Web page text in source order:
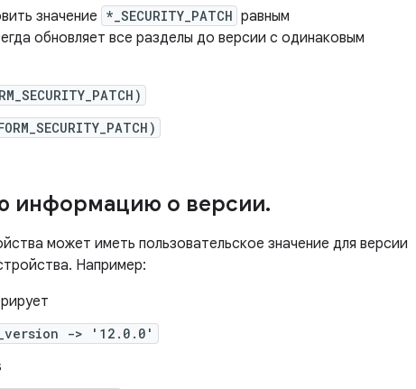
значение *_SECURITY_PATCH равным
обновляет все разделы до версии с одинаковым
информацию о версии.
может иметь пользовательское значение для версии
Например:
-> '12.0.0'